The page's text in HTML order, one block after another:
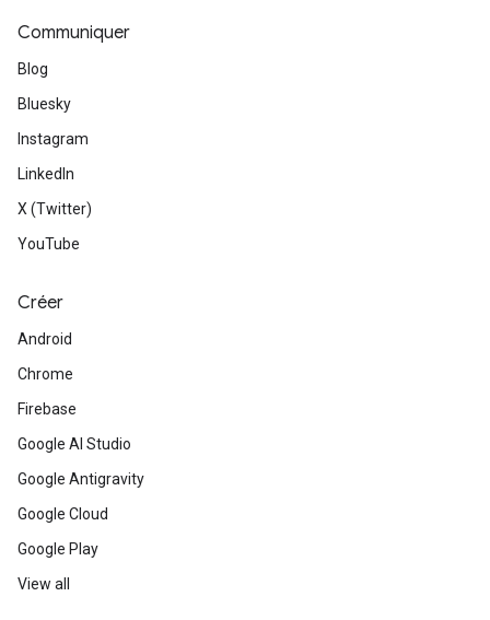
Communiquer
Blog
Bluesky
Instagram
LinkedIn
X (Twitter)
YouTube
Créer
Android
Chrome
Firebase
Google AI Studio
Google Antigravity
Google Cloud
Google Play
View all